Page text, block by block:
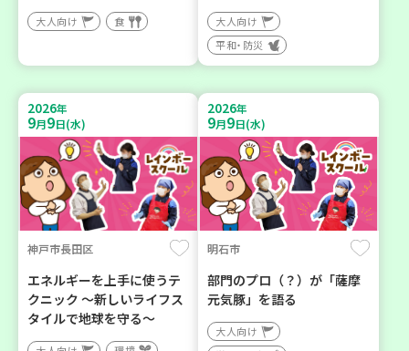
大人向け 食
大人向け
平和・防災
2026年
9月9日(水)
神戸市長田区
エネルギーを上手に使うテ
クニック ～新しいライフス
タイルで地球を守る～
2026年
9月9日(水)
明石市
部門のプロ（？）が「薩摩
元気豚」を語る
大人向け